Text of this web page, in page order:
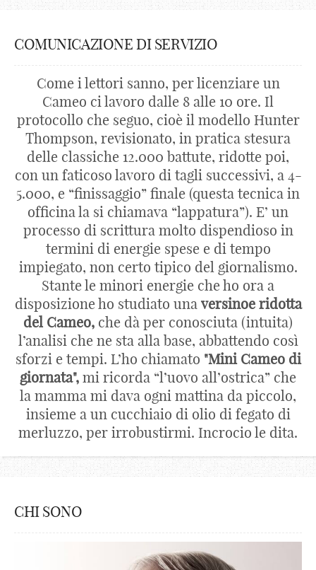
COMUNICAZIONE DI SERVIZIO
Come i lettori sanno, per licenziare un
Cameo ci lavoro dalle 8 alle 10 ore. Il
protocollo che seguo, cioè il modello Hunter
Thompson, revisionato, in pratica stesura
delle classiche 12.000 battute, ridotte poi,
con un faticoso lavoro di tagli successivi, a 4-
5.000, e “finissaggio” finale (questa tecnica in
officina la si chiamava “lappatura”). E’ un
processo di scrittura molto dispendioso in
termini di energie spese e di tempo
impiegato, non certo tipico del giornalismo.
Stante le minori energie che ho ora a
disposizione ho studiato una versinoe ridotta
del Cameo, che dà per conosciuta (intuita)
l’analisi che ne sta alla base, abbattendo così
sforzi e tempi. L’ho chiamato "Mini Cameo di
giornata", mi ricorda “l’uovo all’ostrica” che
la mamma mi dava ogni mattina da piccolo,
insieme a un cucchiaio di olio di fegato di
merluzzo, per irrobustirmi. Incrocio le dita.
CHI SONO